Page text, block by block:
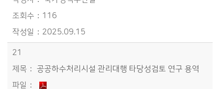
116
2025.09.15
21
공공하수처리시설 관리대행 타당성검토 연구 용역